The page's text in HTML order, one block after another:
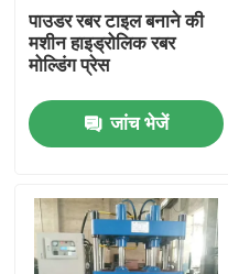
हमारे बारे में
कारखाना भ्रमण
गुणवत्ता नियंत्रण
संपर्क करें
पाउडर रबर टाइल बनाने की
मशीन हाइड्रोलिक रबर
मोल्डिंग प्रेस
जांच भेजें